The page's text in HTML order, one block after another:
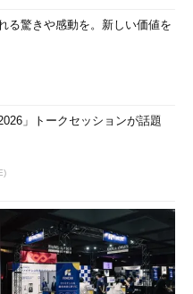
。Office 365 ProPlusはこれ
き提供されており、2016年2
ンの提供が始まりました。
ースされたバージョン
の初めてのリリースに
ポータルからインストー
Office 2013バージョンでし
26日から）にOffice 2016バ
る驚きや感動を。新しい価値を
」トークセッションが話題